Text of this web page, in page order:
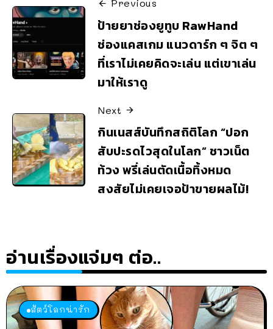
Previous
ป้ายยาช่องยูทูบ RawHand
ช่องแคสเกม แนวดาร์ก ๆ จิต ๆ
ที่เราไม่เคยคิดจะเล่น แต่เขาเล่น
มาให้เราดู
Next
กินเนสส์บันทึกสถิติโลก “ปอก
สับปะรดไวสุดในโลก” ชาวเน็ต
ท้วง พรี่เล่นตัดเนื้อทิ้งหมด
สงสัยไม่เคยเจอป้าขายผลไม้!
อ่านเรื่องแจ่มๆ ต่อ..
สัตว์โลกน่ารัก